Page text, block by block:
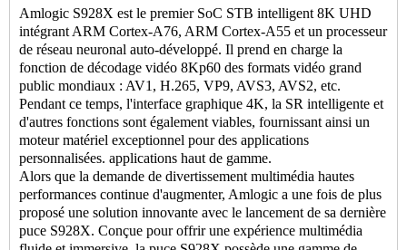
Amlogic S928X est le premier SoC STB intelligent 8K UHD
intégrant ARM Cortex-A76, ARM Cortex-A55 et un processeur
de réseau neuronal auto-développé. Il prend en charge la
fonction de décodage vidéo 8Kp60 des formats vidéo grand
public mondiaux : AV1, H.265, VP9, ​​AVS3, AVS2, etc.
Pendant ce temps, l'interface graphique 4K, la SR intelligente et
d'autres fonctions sont également viables, fournissant ainsi un
moteur matériel exceptionnel pour des applications
personnalisées. applications haut de gamme.
Alors que la demande de divertissement multimédia hautes
performances continue d'augmenter, Amlogic a une fois de plus
proposé une solution innovante avec le lancement de sa dernière
puce S928X. Conçue pour offrir une expérience multimédia